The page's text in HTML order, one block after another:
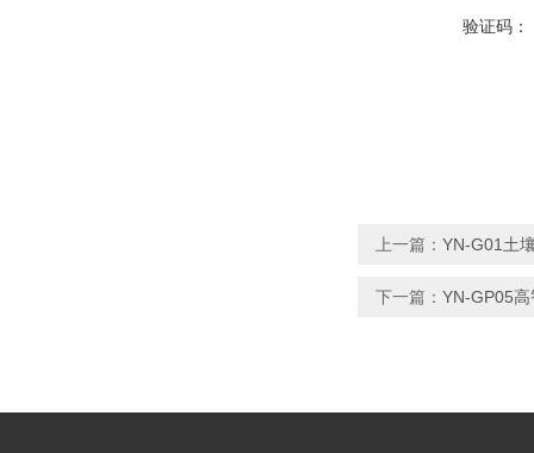
验证码：
上一篇： YN-G01土
下一篇： YN-GP05